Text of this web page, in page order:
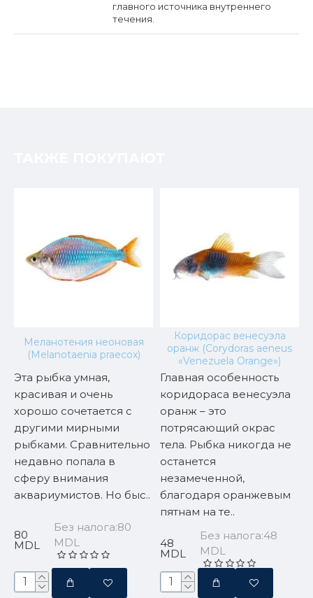
главного источника внутреннего
течения.
Меланотения неоновая
(Melanotaenia praecox)
Эта рыбка умная,
красивая и очень
хорошо сочетается с
другими мирными
рыбками. Сравнительно
недавно попала в
сферу внимания
аквариумистов. Но быс..
80
MDL
Без налога:80
MDL
Коридорас венесуэла
оранж (Corydoras aeneus
«Venezuela Orange»)
Главная особенность
коридораса венесуэла
оранж – это
потрясающий окрас
тела. Рыбка никогда не
останется
незамеченной,
благодаря оранжевым
пятнам на те..
48
MDL
Без налога:48
MDL